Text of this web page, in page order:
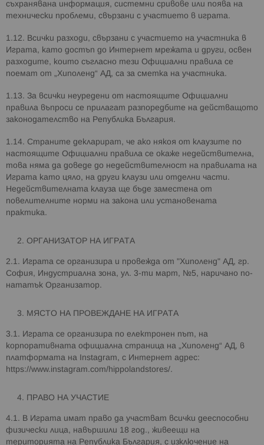
съхранявана информация, системни сривове или поява на
технически проблеми, свързани с участието в играта.
1.12. Всички разходи, свързани с участието на участника в
Играта, като достъп до Интернет мрежата и други, освен
разходите, които съгласно тези Официални правила се
поемат от „Хиполенд“ АД, са за сметка на участника.
1.13. За всички неуредени от настоящите Официални
правила въпроси се прилагат разпоредбите на действащото
законодателство на Република България.
1.14. Страните декларират, че ако някоя от клаузите по
настоящите Официални правила се окаже недействителна,
това няма да доведе до недействителност на правилата на
Играта като цяло, на други клаузи или отделни части.
Недействителната клауза ще бъде заместена от
повелителните норми на закона или установената
практика.
ОРГАНИЗАТОР НА ИГРАТА
2.1. Играта се организира и провежда от "Хиполенд" АД, гр.
София, Индустриална зона, ул. 3-ти март, №5, наричано по-
нататък Организатор.
МЯСТО НА ПРОВЕЖДАНЕ НА ИГРАТА
3.1. Играта се организира по електронен път, на
корпоративната официална страница на „Хиполенд“ АД, в
платформата на Instagram, с Интернет адрес:
https://www.instagram.com/hippolandstores/.
ПРАВО НА УЧАСТИЕ
4.1. В Играта имат право да участват всички дееспособни
физически лица, навършили 18 год., живеещи на
територията на Република България, с изключение на